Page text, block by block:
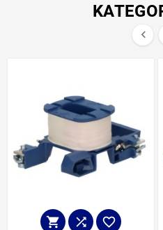

  